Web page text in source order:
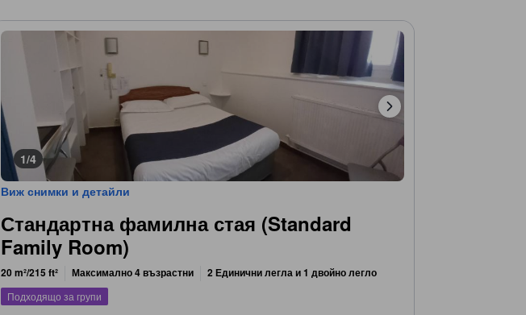
1/4
Виж снимки и детайли
Стандартна фамилна стая (Standard
Family Room)
20 m²/215 ft² Максимално 4 възрастни 2 Единични легла и 1 двойно легло
Подходящо за групи